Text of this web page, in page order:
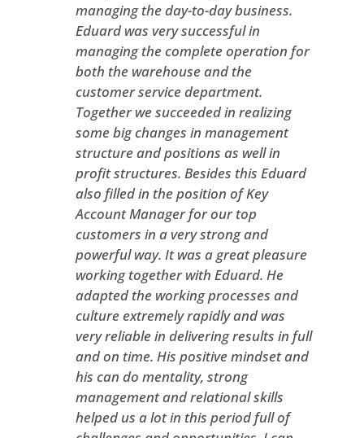
managing the day-to-day business.
Eduard was very successful in
managing the complete operation for
both the warehouse and the
customer service department.
Together we succeeded in realizing
some big changes in management
structure and positions as well in
profit structures. Besides this Eduard
also filled in the position of Key
Account Manager for our top
customers in a very strong and
powerful way. It was a great pleasure
working together with Eduard. He
adapted the working processes and
culture extremely rapidly and was
very reliable in delivering results in full
and on time. His positive mindset and
his can do mentality, strong
management and relational skills
helped us a lot in this period full of